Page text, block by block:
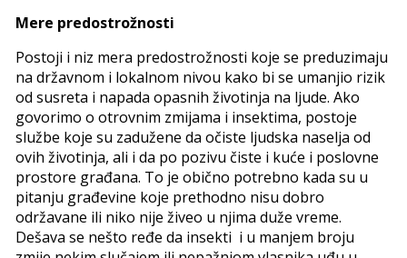
Mere predostrožnosti
Postoji i niz mera predostrožnosti koje se preduzimaju
na državnom i lokalnom nivou kako bi se umanjio rizik
od susreta i napada opasnih životinja na ljude. Ako
govorimo o otrovnim zmijama i insektima, postoje
službe koje su zadužene da očiste ljudska naselja od
ovih životinja, ali i da po pozivu čiste i kuće i poslovne
prostore građana. To je obično potrebno kada su u
pitanju građevine koje prethodno nisu dobro
održavane ili niko nije živeo u njima duže vreme.
Dešava se nešto ređe da insekti i u manjem broju